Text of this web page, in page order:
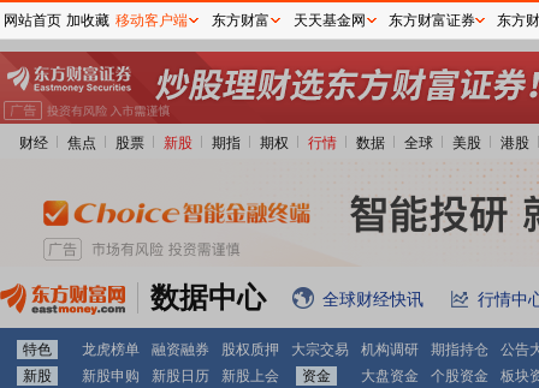
财经 焦点 股票 新股 期指 期权 行情 数据 全球 美股 港股
数据中心 全球财经快讯 行情中
特色 龙虎榜单 融资融券 股权质押 大宗交易 机构调研 期指持仓
公告
新股
新股申购 新股日历 新股上会 资金 大盘资金 个股资金 板块
网站首页 加收藏 移动客户端 东方财富 天天基金网 东方财富证券 东方